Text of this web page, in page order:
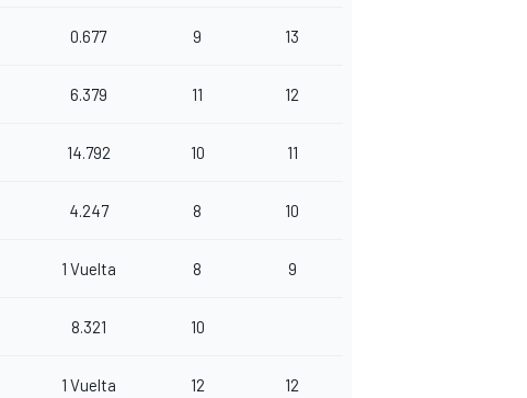
0.677 9 13
6.379 11 12
14.792 10 11
4.247 8 10
1 Vuelta 8 9
8.321 10
1 Vuelta 12 12